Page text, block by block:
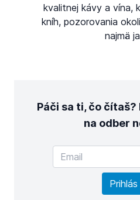
kvalitnej kávy a vína,
kníh, pozorovania
najmä
Páči sa ti, čo
na odber